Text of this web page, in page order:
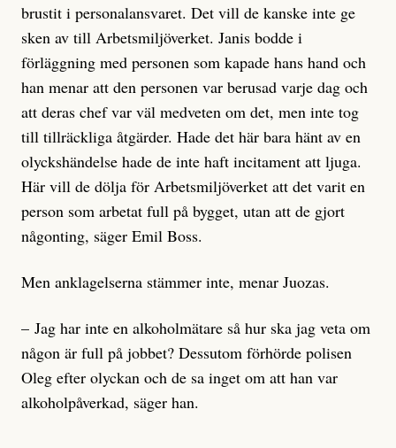
brustit i personalansvaret. Det vill de kanske inte ge
sken av till Arbetsmiljöverket. Janis bodde i
förläggning med personen som kapade hans hand och
han menar att den personen var berusad varje dag och
att deras chef var väl medveten om det, men inte tog
till tillräckliga åtgärder. Hade det här bara hänt av en
olyckshändelse hade de inte haft incitament att ljuga.
Här vill de dölja för Arbetsmiljöverket att det varit en
person som arbetat full på bygget, utan att de gjort
någonting, säger Emil Boss.
Men anklagelserna stämmer inte, menar Juozas.
– Jag har inte en alkoholmätare så hur ska jag veta om
någon är full på jobbet? Dessutom förhörde polisen
Oleg efter olyckan och de sa inget om att han var
alkoholpåverkad, säger han.